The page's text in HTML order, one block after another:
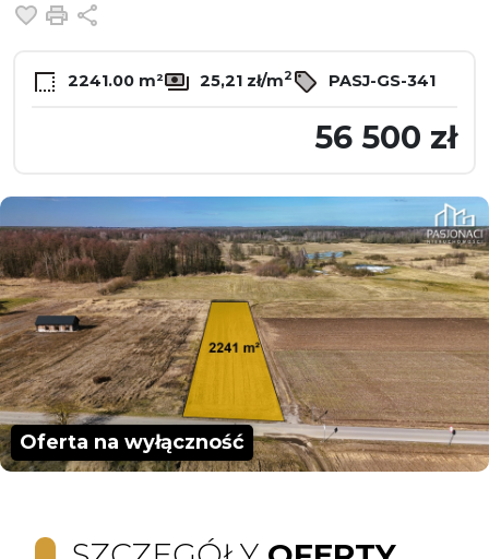
Dodaj do ulubionych
Drukuj
2241.00 m² 25,21 zł/m2 PASJ-GS-341
56 500 zł
Oferta na wyłączność